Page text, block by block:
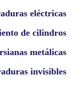
eléctricas
de cilindros
metálicas
invisibles